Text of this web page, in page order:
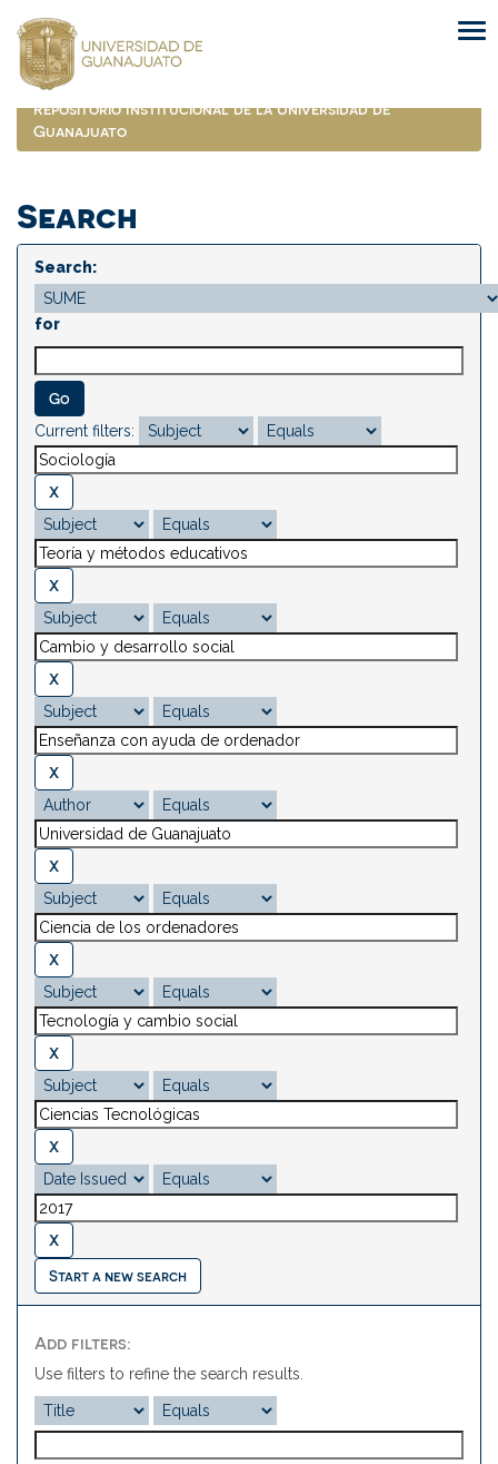
navigation
Repositorio Institucional de la Universidad de
Guanajuato
Search
Search:
for
Current filters:
Start a new search
Add filters:
Use filters to refine the search results.